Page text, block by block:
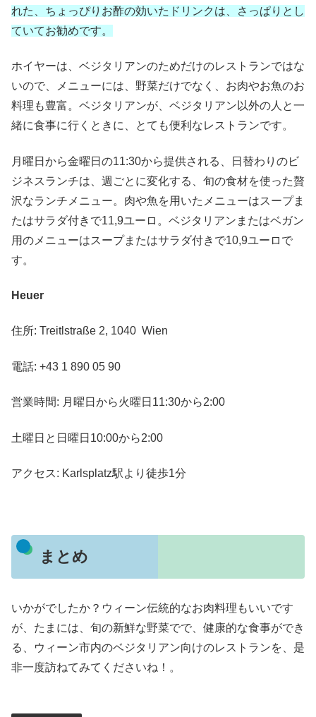
れた、ちょっぴりお酢の効いたドリンクは、さっぱりとし
ていてお勧めです。
ホイヤーは、ベジタリアンのためだけのレストランではな
いので、メニューには、野菜だけでなく、お肉やお魚のお
料理も豊富。ベジタリアンが、ベジタリアン以外の人と一
緒に食事に行くときに、とても便利なレストランです。
月曜日から金曜日の11:30から提供される、日替わりのビ
ジネスランチは、週ごとに変化する、旬の食材を使った贅
沢なランチメニュー。肉や魚を用いたメニューはスープま
たはサラダ付きで11,9ユーロ。ベジタリアンまたはベガン
用のメニューはスープまたはサラダ付きで10,9ユーロで
す。
Heuer
住所: Treitlstraße 2, 1040 Wien
電話: +43 1 890 05 90
営業時間: 月曜日から火曜日11:30から2:00
土曜日と日曜日10:00から2:00
アクセス: Karlsplatz駅より徒歩1分
まとめ
いかがでしたか？ウィーン伝統的なお肉料理もいいです
が、たまには、旬の新鮮な野菜でで、健康的な食事ができ
る、ウィーン市内のベジタリアン向けのレストランを、是
非一度訪ねてみてくださいね！。